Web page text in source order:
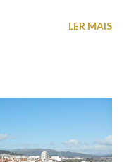
tirar algumas
LER MAIS